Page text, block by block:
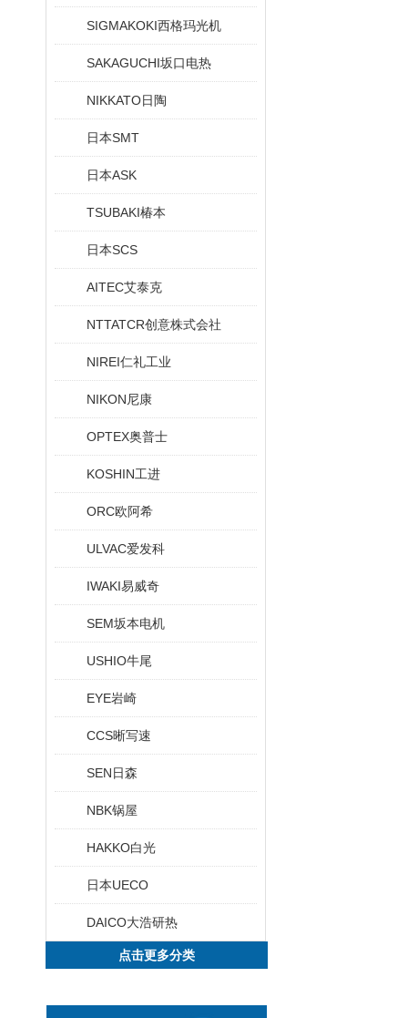
SIGMAKOKI西格玛光机
SAKAGUCHI坂口电热
NIKKATO日陶
日本SMT
日本ASK
TSUBAKI椿本
日本SCS
AITEC艾泰克
NTTATCR创意株式会社
NIREI仁礼工业
NIKON尼康
OPTEX奥普士
KOSHIN工进
ORC欧阿希
ULVAC爱发科
IWAKI易威奇
SEM坂本电机
USHIO牛尾
EYE岩崎
CCS晰写速
SEN日森
NBK锅屋
HAKKO白光
日本UECO
DAICO大浩研热
点击更多分类